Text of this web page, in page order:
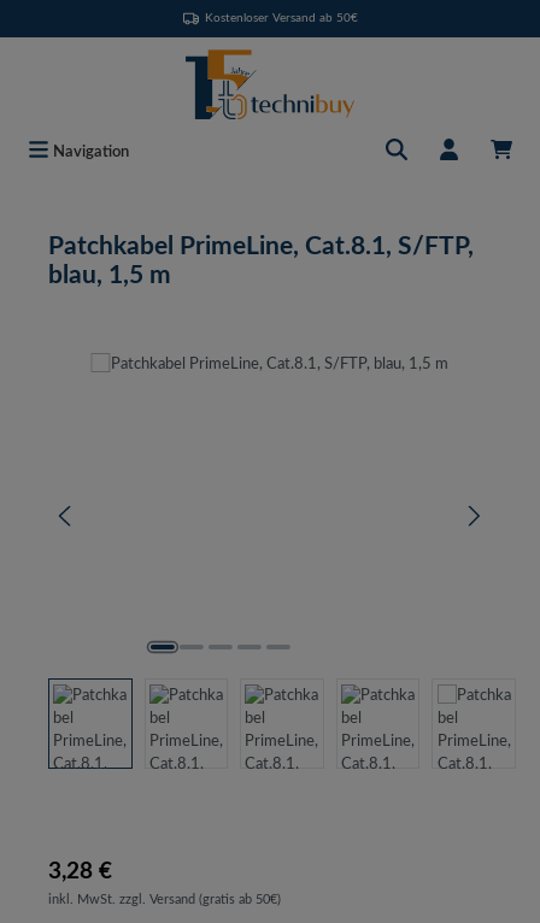
Kostenloser Versand ab 50€
Navigation
Patchkabel PrimeLine, Cat.8.1, S/FTP,
blau, 1,5 m
Bildergalerie überspringen
3,28 €
inkl. MwSt. zzgl. Versand (gratis ab 50€)